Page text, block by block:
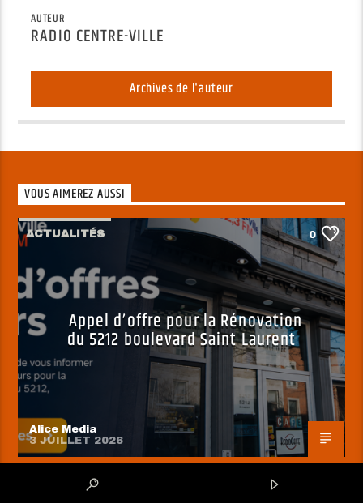
AUTEUR
RADIO CENTRE-VILLE
Archives de l'auteur
VOUS AIMEREZ AUSSI
ACTUALITÉS 0
Appel d’offre pour la Rénovation
du 5212 boulevard Saint Laurent
Alice Media
3 JUILLET 2026